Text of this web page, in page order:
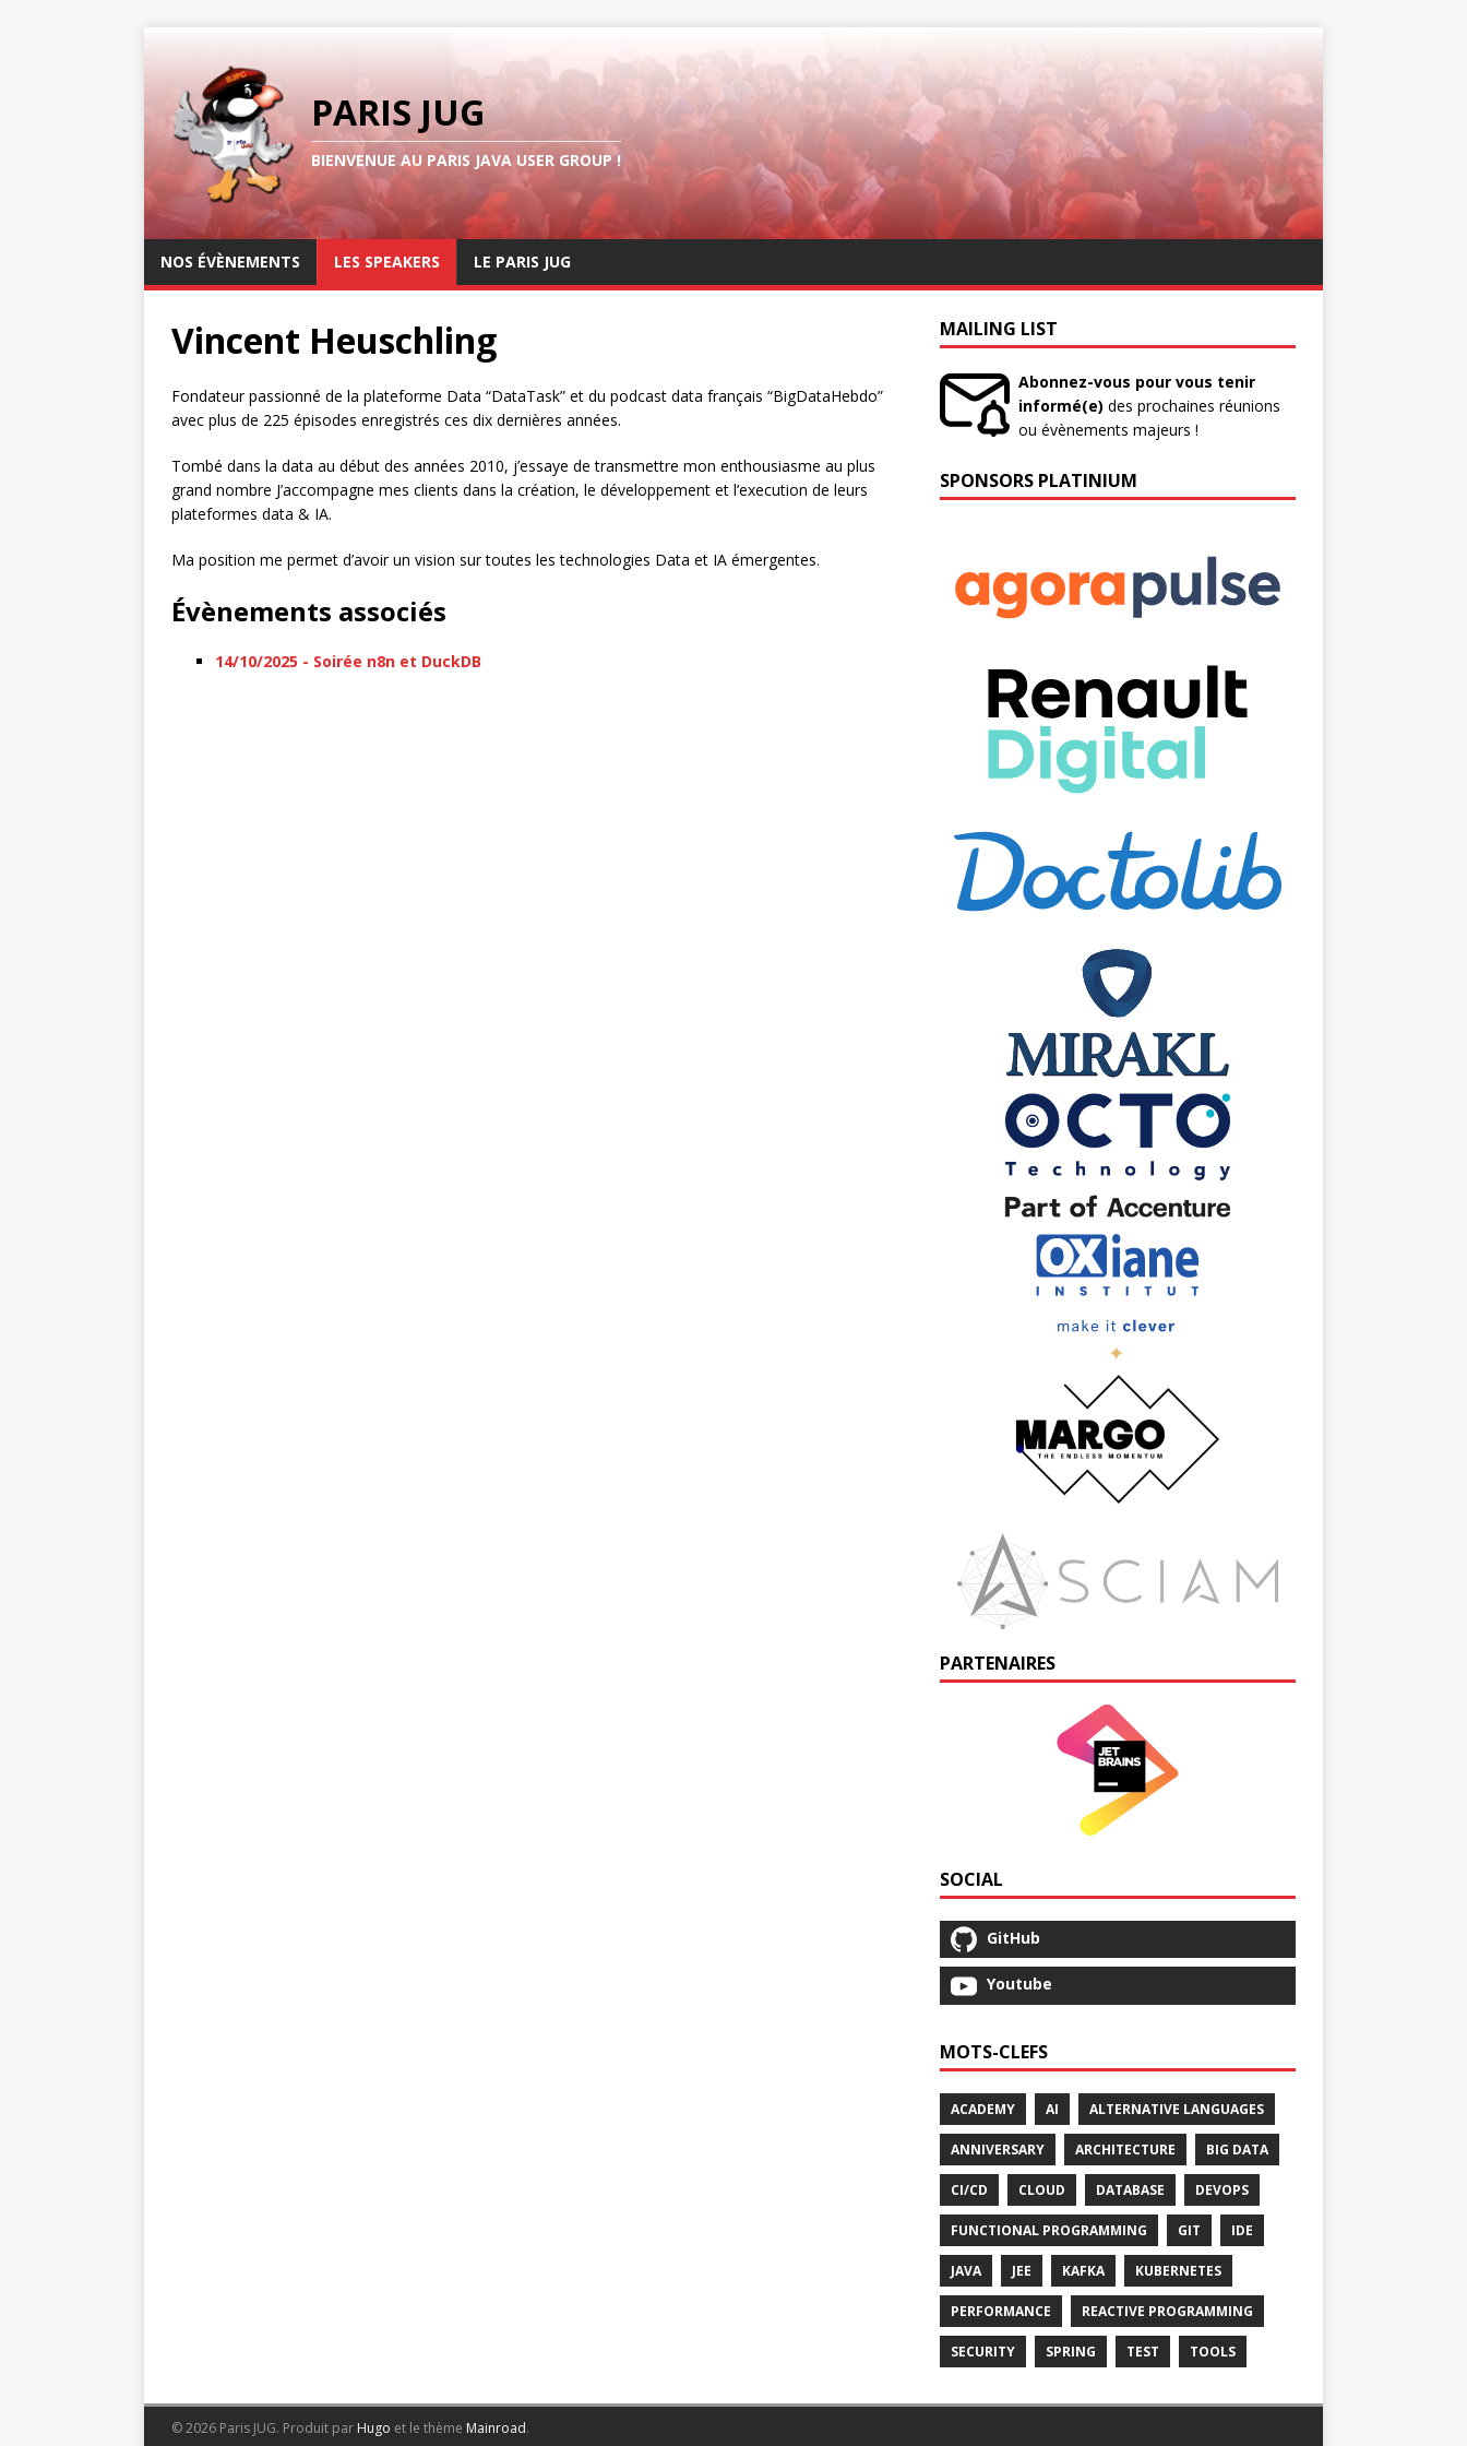
PARIS JUG
BIENVENUE AU PARIS JAVA USER GROUP !
NOS ÉVÈNEMENTS LES SPEAKERS LE PARIS JUG
Vincent Heuschling
Fondateur passionné de la plateforme Data “DataTask” et du podcast data français “BigDataHebdo”
avec plus de 225 épisodes enregistrés ces dix dernières années.
Tombé dans la data au début des années 2010, j’essaye de transmettre mon enthousiasme au plus
grand nombre J’accompagne mes clients dans la création, le développement et l’execution de leurs
plateformes data & IA.
Ma position me permet d’avoir un vision sur toutes les technologies Data et IA émergentes.
Évènements associés
14/10/2025 - Soirée n8n et DuckDB
MAILING LIST
Abonnez-vous pour vous tenir
informé(e) des prochaines réunions
ou évènements majeurs !
SPONSORS PLATINIUM
PARTENAIRES
SOCIAL
GitHub
Youtube
MOTS-CLEFS
ACADEMY AI ALTERNATIVE LANGUAGES
ANNIVERSARY ARCHITECTURE BIG DATA
CI/CD CLOUD DATABASE DEVOPS
FUNCTIONAL PROGRAMMING GIT IDE
JAVA JEE KAFKA KUBERNETES
PERFORMANCE REACTIVE PROGRAMMING
SECURITY SPRING TEST TOOLS
© 2026 Paris JUG. Produit par Hugo et le thème Mainroad.